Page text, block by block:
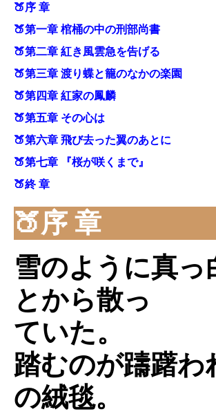
🍑序 章
🍑第一章 棺桶の中の刑部尚書
🍑第二章 紅き風雲急を告げる
🍑第三章 渡り蝶と籠のなかの楽園
🍑第四章 紅家の鳳麟
🍑第五章 その心は
🍑第六章 飛び去った翼のあとに
🍑第七章 『桜が咲くまで』
🍑終 章
🍑序 章
雪のように真
とから散っ
ていた。
踏むのが躊躇わ
の絨毯。